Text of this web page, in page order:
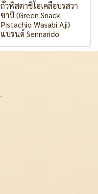
ถั่วพิสตาชิโอเคลือบรสวา
ซาบิ (Green Snack
Pistachio Wasabi Aji)
แบรนด์ Sennarido